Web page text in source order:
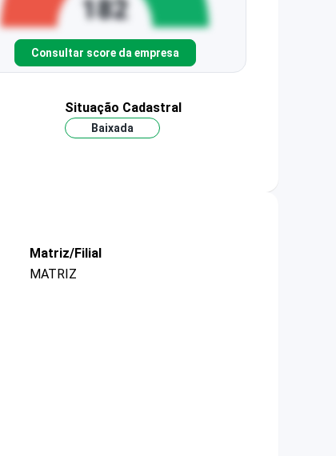
Consultar score da empresa
Situação Cadastral
Baixada
Matriz/Filial
MATRIZ